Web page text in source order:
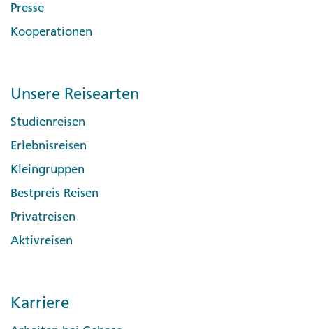
Presse
Kooperationen
Unsere Reisearten
Studienreisen
Erlebnisreisen
Kleingruppen
Bestpreis Reisen
Privatreisen
Aktivreisen
Karriere